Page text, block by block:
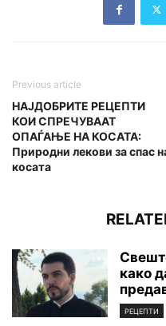
Previous article
НАЈДОБРИТЕ РЕЦЕПТИ
КОИ СПРЕЧУВААТ
ОПАЃАЊЕ НА КОСАТА:
Природни лекови за спас
косата
како
РЕЦЕПТИ